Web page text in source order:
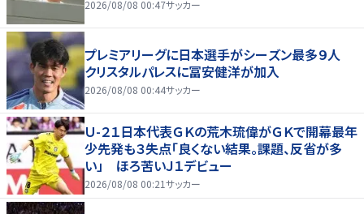
2026/08/08 00:47サッカー
プレミアリーグに日本選手がシーズン最多９人
クリスタルパレスに冨安健洋が加入
2026/08/08 00:44サッカー
Ｕ-２１日本代表ＧＫの荒木琉偉がＧＫで開幕最年
少先発も３失点「良くない結果。課題、反省が多
い」 ほろ苦いＪ１デビュー
2026/08/08 00:21サッカー